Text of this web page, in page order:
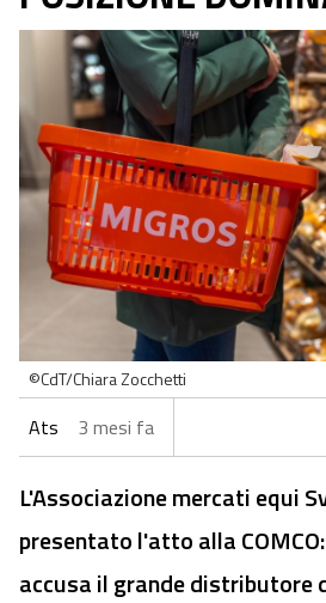
©CdT/Chiara Zocchetti
Ats 3 mesi fa
L'Associazione mercati equi
presentato l'atto alla
accusa il grande distributore